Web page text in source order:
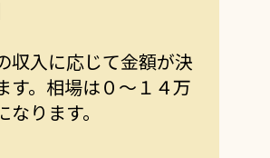
収入に応じて金額が決
す。相場は０～１４万
なります。